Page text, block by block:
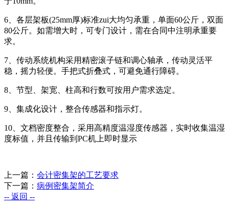
6、各层架板(25mm厚)标准zui大均匀承重，单面60公斤，双面
80公斤。如需增大时，可专门设计，需在合同中注明承重要
求。
7、传动系统机构采用精密滚子链和调心轴承，传动灵活平
稳，摇力轻便。手把式折叠式，可避免通行障碍。
8、节型、架宽、柱高和行数可按用户需求选定。
9、集成化设计，整合传感器和指示灯。
10、文档密度整合，采用高精度温湿度传感器，实时收集温湿
度标值，并且传输到PC机上即时显示
上一篇： 会计密集架的工艺要求
下一篇： 病例密集架简介
-- 返回 --